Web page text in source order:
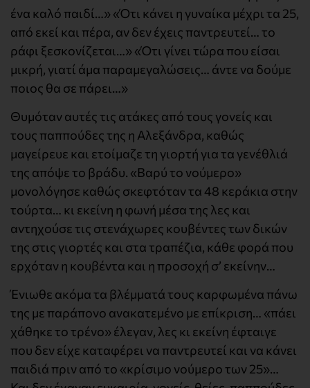
ένα καλό παιδί…» «Ότι κάνει η γυναίκα μέχρι τα 25,
από εκεί και πέρα, αν δεν έχεις παντρευτεί… το
ράφι ξεσκονίζεται…» «Ότι γίνει τώρα που είσαι
μικρή, γιατί άμα παραμεγαλώσεις… άντε να δούμε
ποιος θα σε πάρει…»
Θυμόταν αυτές τις ατάκες από τους γονείς και
τους παππούδες της η Αλεξάνδρα, καθώς
μαγείρευε και ετοίμαζε τη γιορτή για τα γενέθλιά
της απόψε το βράδυ. «Βαρύ το νούμερο»
μονολόγησε καθώς σκεφτόταν τα 48 κεράκια στην
τούρτα… κι εκείνη η φωνή μέσα της λες και
αντηχούσε τις στενάχωρες κουβέντες των δικών
της στις γιορτές και στα τραπέζια, κάθε φορά που
ερχόταν η κουβέντα και η προσοχή σ’ εκείνην…
Ένιωθε ακόμα τα βλέμματά τους καρφωμένα πάνω
της με παράπονο ανακατεμένο με επίκριση… «πάει
χάθηκε το τρένο» έλεγαν, λες κι εκείνη έφταιγε
που δεν είχε καταφέρει να παντρευτεί και να κάνει
παιδιά πριν από το «κρίσιμο νούμερο των 25»…